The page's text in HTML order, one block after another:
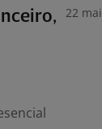
22 mai